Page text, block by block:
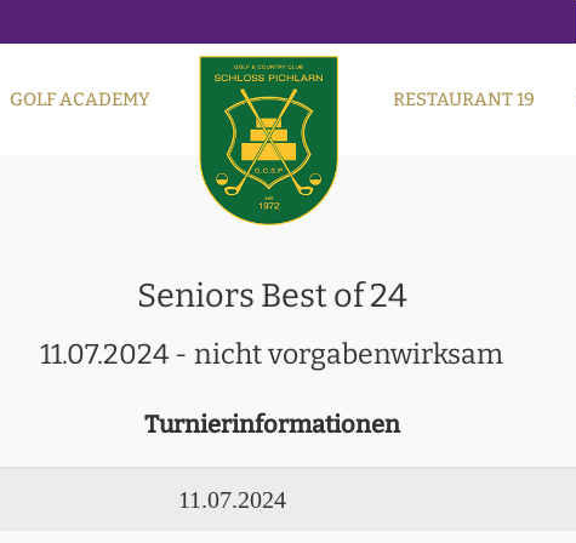
GOLF ACADEMY RESTAURANT 19
Seniors Best of 24
11.07.2024 - nicht vorgabenwirksam
Turnierinformationen
11.07.2024